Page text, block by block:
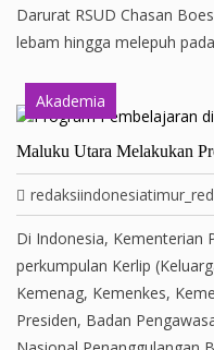
Darurat RSUD Chasan
lebam hingga melepuh
Akademia
Maluku Utara Melakukan
Di Indonesia, Kementerian
perkumpulan Kerlip
Kemenag, Kemenkes,
Presiden, Badan